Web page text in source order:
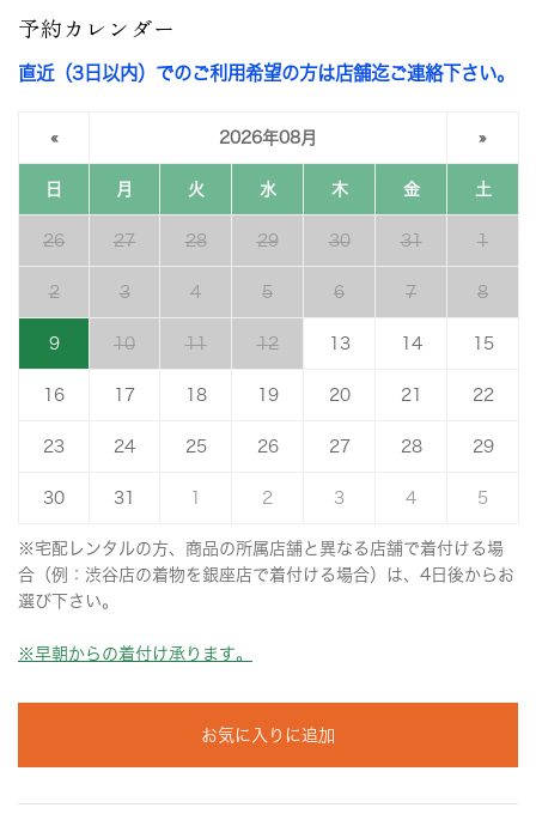
予約カレンダー
直近（3日以内）でのご利用希望の方は店舗迄ご連絡下さい。
« 2026年08月 »
日 月 火 水 木 金 土
26 27 28 29 30 31 1
2 3 4 5 6 7 8
9 10 11 12 13 14 15
16 17 18 19 20 21 22
23 24 25 26 27 28 29
30 31 2 3 4 5
※宅配レンタルの方、商品の所属店舗と異なる店舗で着付ける場
合（例：渋谷店の着物を銀座店で着付ける場合）は、4日後からお
選び下さい。
※早朝からの着付け承ります。
お気に入りに追加